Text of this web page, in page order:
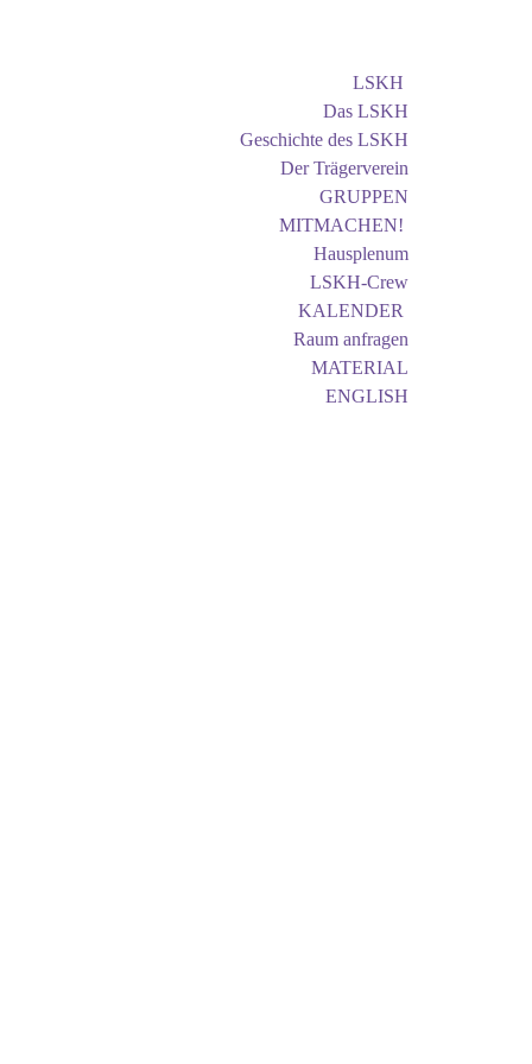
LSKH
Das LSKH
Geschichte des LSKH
Der Trägerverein
GRUPPEN
MITMACHEN!
Hausplenum
LSKH-Crew
KALENDER
Raum anfragen
MATERIAL
ENGLISH